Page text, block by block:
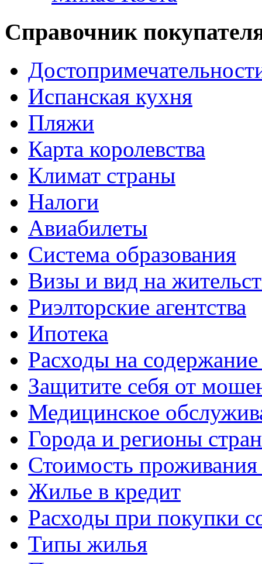
Справочник
Испанская кухня
Пляжи
Карта королевства
Климат страны
Налоги
Авиабилеты
Система образования
Визы и вид на
Риэлторские агентства
Ипотека
Расходы на
Защитите себя от
Медицинское
Города и регионы
Стоимость проживания
Жилье в кредит
Расходы при покупки
Типы жилья